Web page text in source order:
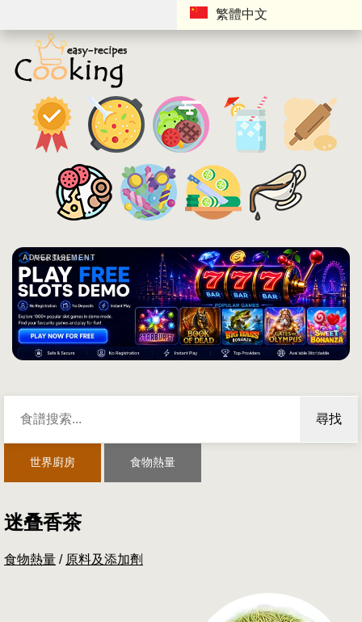
繁體中文
ADVERTISEMENT
尋找
世界廚房 食物熱量
迷叠香茶
食物熱量 / 原料及添加劑